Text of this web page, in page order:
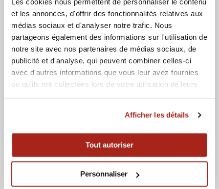
et les annonces, d'offrir des fonctionnalités relatives aux
médias sociaux et d'analyser notre trafic. Nous
partageons également des informations sur l'utilisation de
notre site avec nos partenaires de médias sociaux, de
publicité et d'analyse, qui peuvent combiner celles-ci
avec d'autres informations que vous leur avez fournies
ou qu'ils ont collectées lors de votre utilisation de leurs
Afficher les détails
Tout autoriser
Personnaliser
Sheets
n/a n/a
Total Cost $214 $224 $10
Price Conversion ($/1000 Sheets)
C1S 8pt
$ 29
$ / Ton $1,600 $1,600
$ / MSI $0 $0